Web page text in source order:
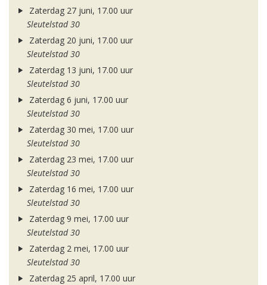
Zaterdag 27 juni, 17.00 uur
Sleutelstad 30
Zaterdag 20 juni, 17.00 uur
Sleutelstad 30
Zaterdag 13 juni, 17.00 uur
Sleutelstad 30
Zaterdag 6 juni, 17.00 uur
Sleutelstad 30
Zaterdag 30 mei, 17.00 uur
Sleutelstad 30
Zaterdag 23 mei, 17.00 uur
Sleutelstad 30
Zaterdag 16 mei, 17.00 uur
Sleutelstad 30
Zaterdag 9 mei, 17.00 uur
Sleutelstad 30
Zaterdag 2 mei, 17.00 uur
Sleutelstad 30
Zaterdag 25 april, 17.00 uur